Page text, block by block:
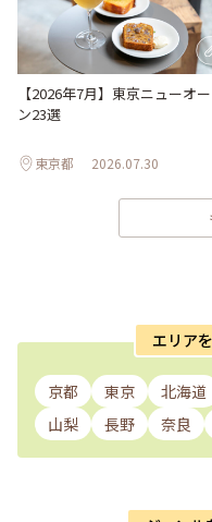
【2026年7月】東京ニューオ
ン23選
東京都 2026.07.30
エリア
京都 東京 北海道
山梨
長野 奈良